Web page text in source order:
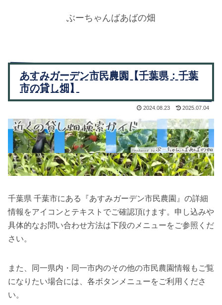
ぶーちゃんばあばの畑
あすみガーデン市民農園【千葉県：千葉
市の貸し畑】
2024.08.23 2025.07.04
千葉県 千葉市にある『あすみガーデン市民農園』の詳細
情報をアイコンとテキストでご確認頂けます。申し込みや
具体的なお問い合わせ方法は下段のメニューをご参照くだ
さい。
また、同一県内・同一市内のその他の市民農園情報もご覧
になりたい場合には、各ボタンメニューをご利用くださ
い。